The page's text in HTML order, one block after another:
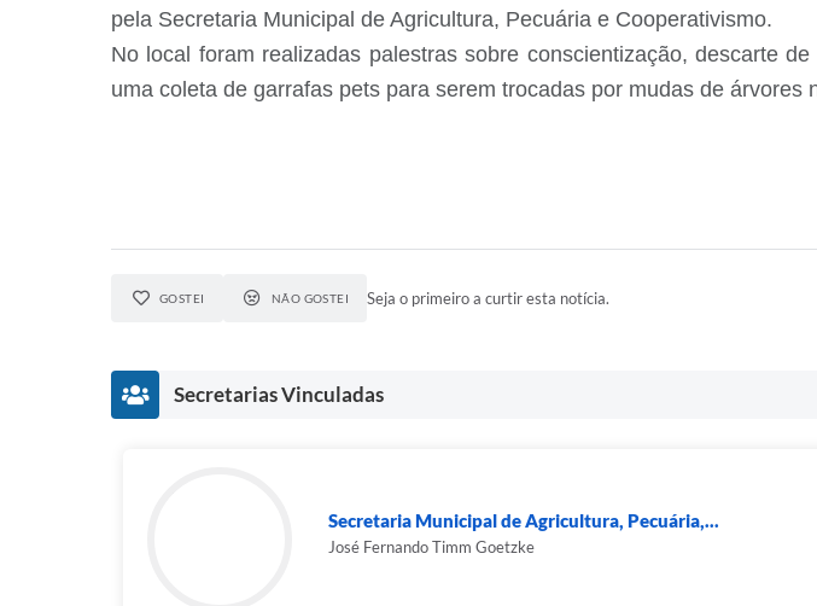
pela Secretaria Municipal de Agricultura, Pecuária e Cooperativismo.
No local foram realizadas palestras sobre conscientização, descarte
uma coleta de garrafas pets para serem trocadas por mudas de árvores
GOSTEI NÃO GOSTEI Seja o primeiro a curtir esta notícia.
Secretarias Vinculadas
Secretaria Municipal de Agricultura, Pecuária,...
José Fernando Timm Goetzke